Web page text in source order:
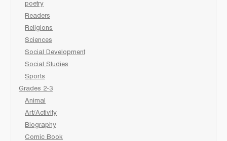
poetry
Readers
Religions
Sciences
Social Development
Social Studies
Sports
Grades 2-3
Animal
Art/Activity
Biography
Comic Book